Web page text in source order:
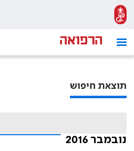
תוצאת חיפוש
נובמבר 2016